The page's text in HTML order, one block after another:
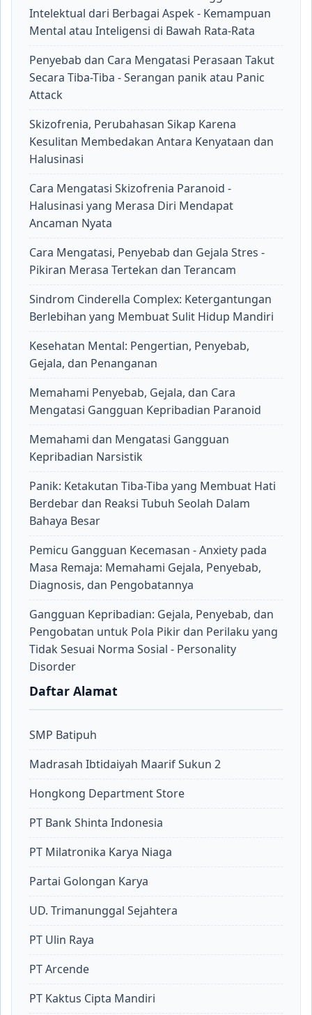
Intelektual dari Berbagai Aspek - Kemampuan
Mental atau Inteligensi di Bawah Rata-Rata
Penyebab dan Cara Mengatasi Perasaan Takut
Secara Tiba-Tiba - Serangan panik atau Panic
Attack
Skizofrenia, Perubahasan Sikap Karena
Kesulitan Membedakan Antara Kenyataan dan
Halusinasi
Cara Mengatasi Skizofrenia Paranoid -
Halusinasi yang Merasa Diri Mendapat
Ancaman Nyata
Cara Mengatasi, Penyebab dan Gejala Stres -
Pikiran Merasa Tertekan dan Terancam
Sindrom Cinderella Complex: Ketergantungan
Berlebihan yang Membuat Sulit Hidup Mandiri
Kesehatan Mental: Pengertian, Penyebab,
Gejala, dan Penanganan
Memahami Penyebab, Gejala, dan Cara
Mengatasi Gangguan Kepribadian Paranoid
Memahami dan Mengatasi Gangguan
Kepribadian Narsistik
Panik: Ketakutan Tiba-Tiba yang Membuat Hati
Berdebar dan Reaksi Tubuh Seolah Dalam
Bahaya Besar
Pemicu Gangguan Kecemasan - Anxiety pada
Masa Remaja: Memahami Gejala, Penyebab,
Diagnosis, dan Pengobatannya
Gangguan Kepribadian: Gejala, Penyebab, dan
Pengobatan untuk Pola Pikir dan Perilaku yang
Tidak Sesuai Norma Sosial - Personality
Disorder
Daftar Alamat
SMP Batipuh
Madrasah Ibtidaiyah Maarif Sukun 2
Hongkong Department Store
PT Bank Shinta Indonesia
PT Milatronika Karya Niaga
Partai Golongan Karya
UD. Trimanunggal Sejahtera
PT Ulin Raya
PT Arcende
PT Kaktus Cipta Mandiri